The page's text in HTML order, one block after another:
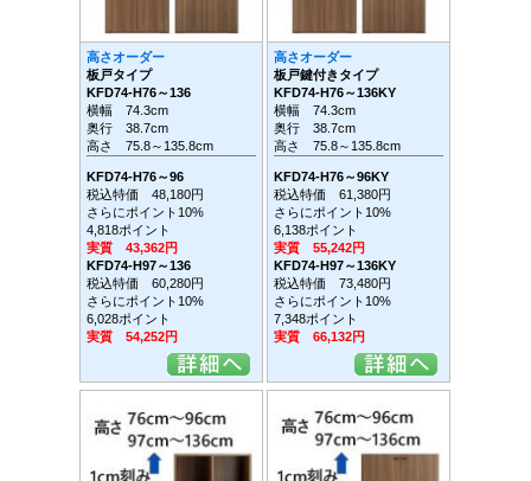
高さオーダー
板戸タイプ
KFD74-H76～136
横幅 74.3cm
奥行 38.7cm
高さ 75.8～135.8cm
KFD74-H76～96
税込特価 48,180円
さらにポイント10%
4,818ポイント
実質 43,362円
KFD74-H97～136
税込特価 60,280円
さらにポイント10%
6,028ポイント
実質 54,252円
高さオーダー
板戸鍵付きタイプ
KFD74-H76～136KY
横幅 74.3cm
奥行 38.7cm
高さ 75.8～135.8cm
KFD74-H76～96KY
税込特価 61,380円
さらにポイント10%
6,138ポイント
実質 55,242円
KFD74-H97～136KY
税込特価 73,480円
さらにポイント10%
7,348ポイント
実質 66,132円